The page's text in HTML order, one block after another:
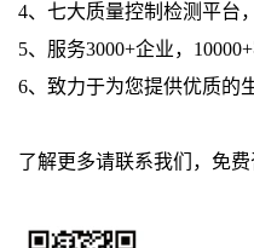
4、七大质量控制检测平台
5、服务3000+企业，
6、致力于为您提供优质的
了解更多请联系我们，免费